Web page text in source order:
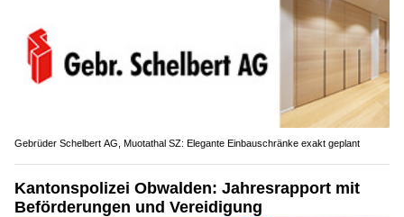
Gebrüder Schelbert AG, Muotathal SZ: Elegante Einbauschränke exakt geplant
Kantonspolizei Obwalden: Jahresrapport mit
Beförderungen und Vereidigung